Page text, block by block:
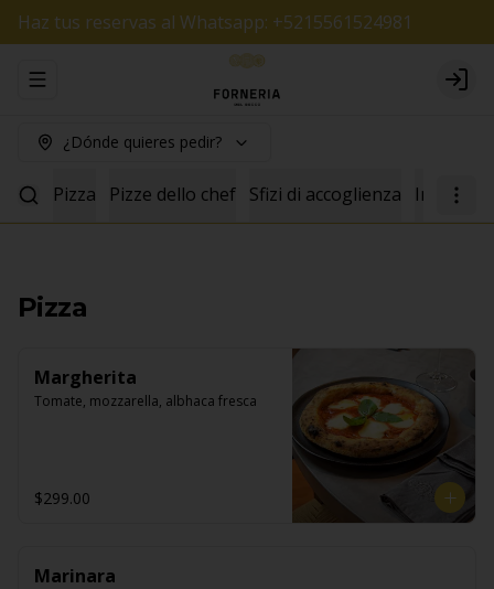
Haz tus reservas al Whatsapp: +5215561524981
Abrir menu de navegación Login
¿Dónde quieres pedir?
Pizza Pizze dello chef Sfizi di accoglienza Insalate
Pizza
Margherita
Tomate, mozzarella, albhaca fresca
$299.00
Marinara